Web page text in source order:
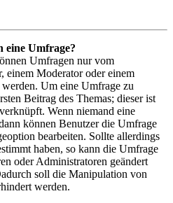
eine Umfrage?
Umfragen nur vom
einem Moderator oder einem
Um eine Umfrage zu
Beitrag des Themas; dieser ist
Wenn niemand eine
können Benutzer die Umfrage
bearbeiten. Sollte allerdings
haben, so kann die Umfrage
oder Administratoren geändert
soll die Manipulation von
werden.